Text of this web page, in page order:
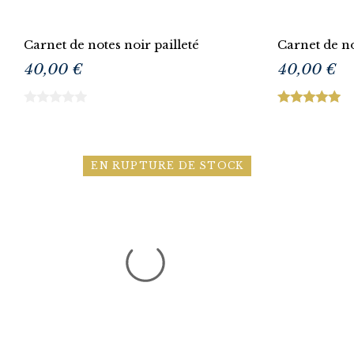
Carnet de notes noir pailleté
40,00 €
Carnet de
40,00 €
EN RUPTURE DE STOCK